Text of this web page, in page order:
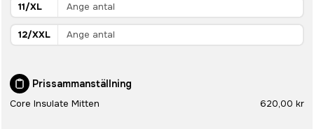
11/XL
12/XXL
Prissammanställning
Core Insulate Mitten 620,00 kr